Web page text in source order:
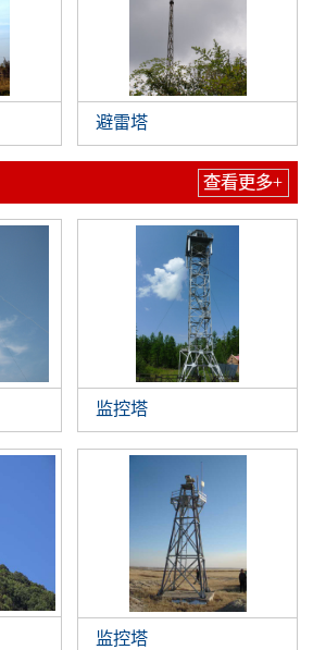
避雷塔
查看更多+
监控塔
监控塔